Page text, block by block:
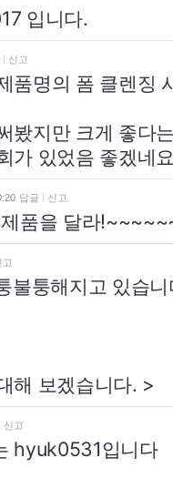
입니다.
신고
품명의 폼 클렌징
봤지만 크게 좋다
가 있었음 좋겠네
답글 신고
품을 달라
고
불퉁해지고 있습
해 보겠습니다. >
신고
hyuk0531입니다